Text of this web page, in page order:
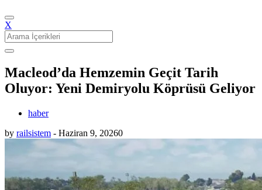
X
Search
for:
Macleod’da Hemzemin Geçit Tarih
Oluyor: Yeni Demiryolu Köprüsü Geliyor
haber
by railsistem - Haziran 9, 20260